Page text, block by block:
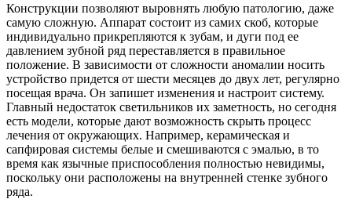
Конструкции позволяют выровнять любую патологию, даже
самую сложную. Аппарат состоит из самих скоб, которые
индивидуально прикрепляются к зубам, и дуги под ее
давлением зубной ряд переставляется в правильное
положение. В зависимости от сложности аномалии носить
устройство придется от шести месяцев до двух лет, регулярно
посещая врача. Он запишет изменения и настроит систему.
Главный недостаток светильников их заметность, но сегодня
есть модели, которые дают возможность скрыть процесс
лечения от окружающих. Например, керамическая и
сапфировая системы белые и смешиваются с эмалью, в то
время как язычные приспособления полностью невидимы,
поскольку они расположены на внутренней стенке зубного
ряда.